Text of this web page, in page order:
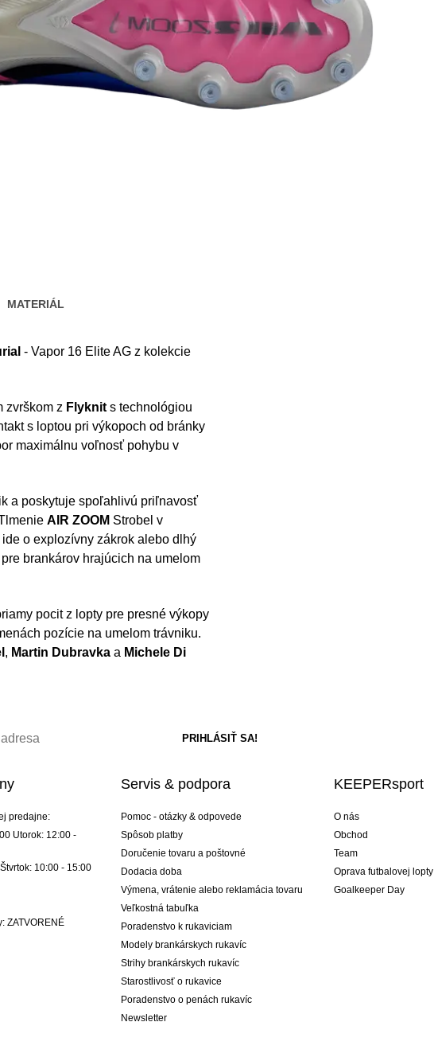
MATERIÁL
- Vapor 16 Elite AG z kolekcie
zvrškom z Flyknits technológiou
s loptou pri výkopoch od bránky
maximálnu voľnosť pohybu v
a poskytuje spoľahlivú priľnavosť
AIR ZOOM Strobel v
o explozívny zákrok alebo dlhý
brankárov hrajúcich na umelom
pocit z lopty pre presné výkopy
pozície na umelom trávniku.
, Martin Dubravka a Michele Di
predajne:
Utorok: 12:00 -
10:00 - 15:00
ZATVORENÉ
Servis & podpora
Pomoc - otázky & odpovede
Spôsob platby
Doručenie tovaru a poštovné
Dodacia doba
Výmena, vrátenie alebo reklamácia tovaru
Veľkostná tabuľka
Poradenstvo k rukaviciam
Modely brankárskych rukavíc
Strihy brankárskych rukavíc
Starostlivosť o rukavice
Poradenstvo o penách rukavíc
Newsletter
KEEPERsport
O nás
Obchod
Team
Oprava futbalovej lopty
Goalkeeper Day